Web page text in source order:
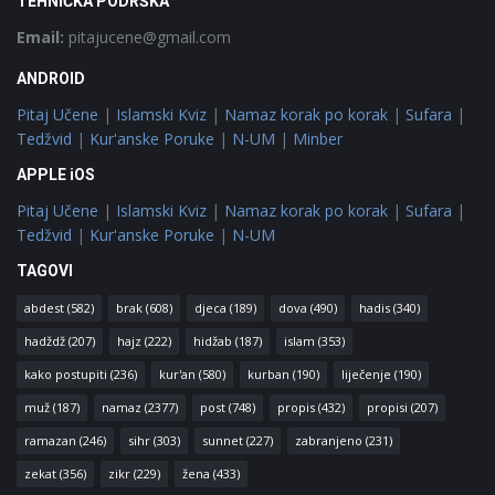
Email: pitajucene@gmail.com
ANDROID
Pitaj Učene | Islamski Kviz | Namaz korak po korak | Sufara |
Tedžvid | Kur'anske Poruke | N-UM | Minber
APPLE iOS
Pitaj Učene | Islamski Kviz | Namaz korak po korak | Sufara |
Tedžvid | Kur'anske Poruke | N-UM
TAGOVI
abdest (582) brak (608) djeca (189) dova (490) hadis (340)
hadždž (207) hajz (222) hidžab (187) islam (353)
kako postupiti (236) kur'an (580) kurban (190) liječenje (190)
muž (187) namaz (2377) post (748) propis (432) propisi (207)
ramazan (246) sihr (303) sunnet (227) zabranjeno (231)
zekat (356) zikr (229) žena (433)